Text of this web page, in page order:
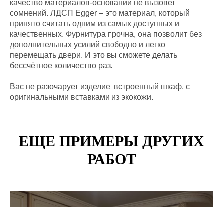
качество материалов-оснований не вызовет
сомнений. ЛДСП Egger – это материал, который
принято считать одним из самых доступных и
качественных. Фурнитура прочна, она позволит без
дополнительных усилий свободно и легко
перемещать двери. И это вы сможете делать
бессчётное количество раз.
Вас не разочарует изделие, встроенный шкаф, с
оригинальными вставками из экокожи.
ЕЩЕ ПРИМЕРЫ ДРУГИХ
РАБОТ